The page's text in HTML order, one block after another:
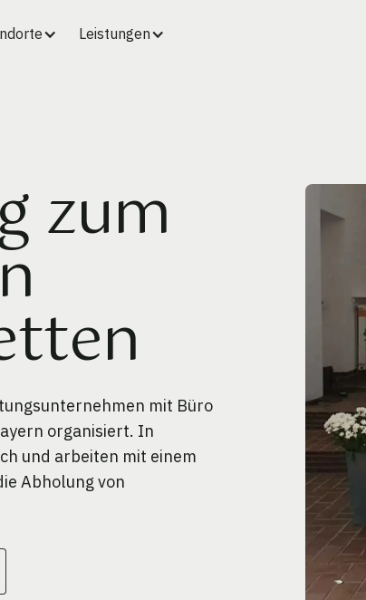
Leistungen
zum
mit Büro
organisiert. In
und arbeiten mit einem
Abholung von